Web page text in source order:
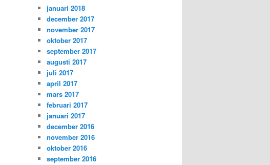
januari 2018
december 2017
november 2017
oktober 2017
september 2017
augusti 2017
juli 2017
april 2017
mars 2017
februari 2017
januari 2017
december 2016
november 2016
oktober 2016
september 2016